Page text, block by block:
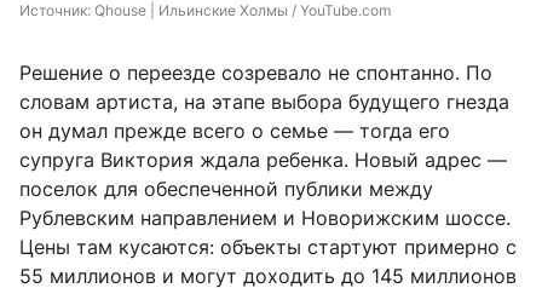
Источник: Qhouse | Ильинские Холмы / YouTube.com
Решение о переезде созревало не спонтанно. По
словам артиста, на этапе выбора будущего гнезда
он думал прежде всего о семье — тогда его
супруга Виктория ждала ребенка. Новый адрес —
поселок для обеспеченной публики между
Рублевским направлением и Новорижским шоссе.
Цены там кусаются: объекты стартуют примерно с
55 миллионов и могут доходить до 145 миллионов